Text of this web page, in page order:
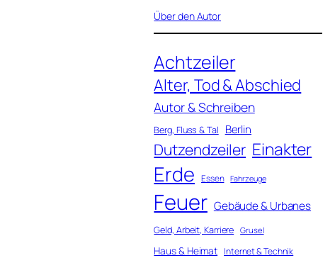
Über den Autor
Achtzeiler
Alter, Tod & Abschied
Autor & Schreiben
Berg, Fluss & Tal Berlin
Dutzendzeiler Einakter
Erde Essen Fahrzeuge
Feuer Gebäude & Urbanes
Geld, Arbeit, Karriere Grusel
Haus & Heimat Internet & Technik